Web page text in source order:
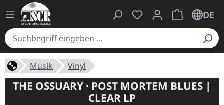
Du hast 0 Produkte
Warenkorb
DE
Musik Vinyl
THE OSSUARY · POST MORTEM BLUES |
CLEAR LP